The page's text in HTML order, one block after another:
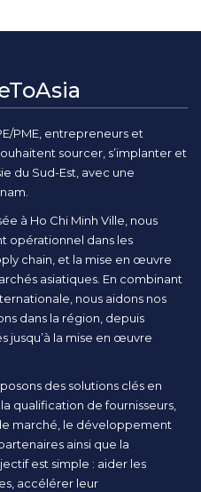
PME, entrepreneurs et
sourcer, s’implanter et
du Sud-Est, avec une
à Ho Chi Minh Ville, nous
opérationnel dans les
chain, et la mise en œuvre
asiatiques. En combinant
nous aidons nos
dans la région, depuis
jusqu’à la mise en œuvre
des solutions clés en
qualification de fournisseurs,
marché, le développement
ainsi que la
est simple : aider les
accélérer leur